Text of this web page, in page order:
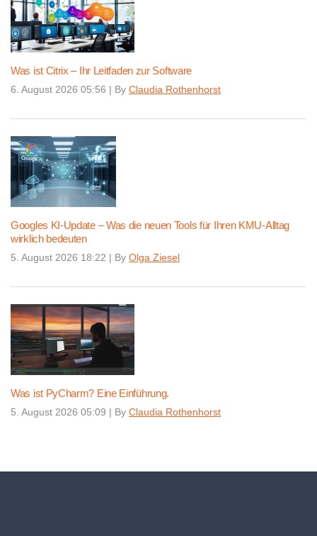
Was ist Citrix – Ihr Leitfaden zur Software
6. August 2026 05:56 | By Claudia Rothenhorst
Googles KI-Update – Was die neuen Tools für Ihren KMU-Alltag
wirklich bedeuten
5. August 2026 18:22 | By Olga Ziesel
Was ist PyCharm? Eine Einführung.
5. August 2026 05:09 | By Claudia Rothenhorst